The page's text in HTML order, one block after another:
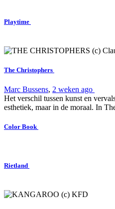
Playtime
The Christophers
Marc Bussens, 2 weken ago
Het verschil tussen kunst en
esthetiek, maar in de moraal. In
Color Book
Rietland